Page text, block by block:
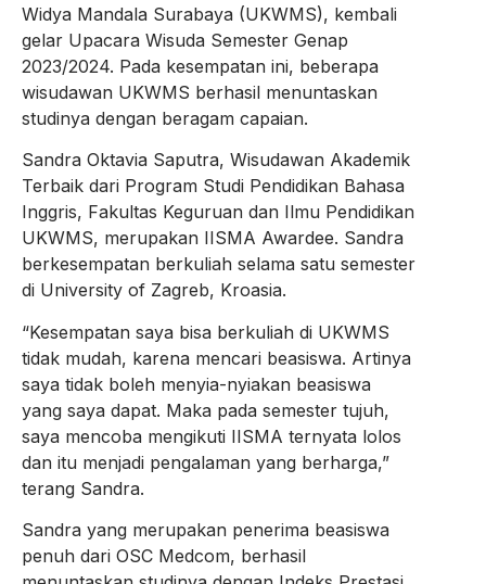
Widya Mandala Surabaya (UKWMS), kembali
gelar Upacara Wisuda Semester Genap
2023/2024. Pada kesempatan ini, beberapa
wisudawan UKWMS berhasil menuntaskan
studinya dengan beragam capaian.
Sandra Oktavia Saputra, Wisudawan Akademik
Terbaik dari Program Studi Pendidikan Bahasa
Inggris, Fakultas Keguruan dan Ilmu Pendidikan
UKWMS, merupakan IISMA Awardee. Sandra
berkesempatan berkuliah selama satu semester
di University of Zagreb, Kroasia.
“Kesempatan saya bisa berkuliah di UKWMS
tidak mudah, karena mencari beasiswa. Artinya
saya tidak boleh menyia-nyiakan beasiswa
yang saya dapat. Maka pada semester tujuh,
saya mencoba mengikuti IISMA ternyata lolos
dan itu menjadi pengalaman yang berharga,”
terang Sandra.
Sandra yang merupakan penerima beasiswa
penuh dari OSC Medcom, berhasil